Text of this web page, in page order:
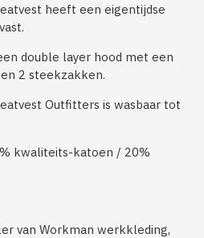
heeft een eigentijdse
double layer hood met een
2 steekzakken.
Outfitters is wasbaar tot
kwaliteits-katoen / 20%
van Workman werkkleding,